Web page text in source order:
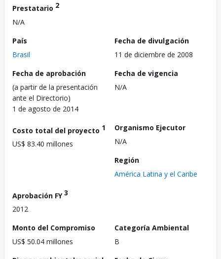
Prestatario 2
N/A
País
Brasil
Fecha de divulgación
11 de diciembre de 2008
Fecha de aprobación
(a partir de la presentación
ante el Directorio)
1 de agosto de 2014
Fecha de vigencia
N/A
Costo total del proyecto 1
US$ 83.40 millones
Organismo Ejecutor
N/A
Región
América Latina y el Caribe
Aprobación FY3
2012
Monto del Compromiso
US$ 50.04 millones
Categoría Ambiental
B